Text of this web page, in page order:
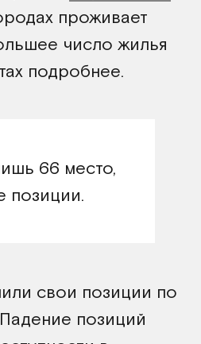
проживает
число жилья
подробнее.
66 место,
позиции.
свои позиции по
позиций